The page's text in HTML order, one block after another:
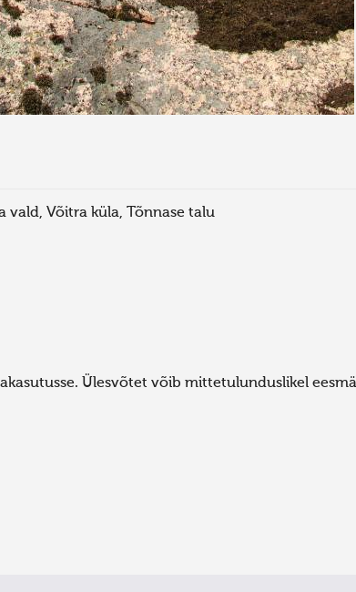
vald, Võitra küla, Tõnnase talu
Ülesvõtet võib mittetulunduslikel